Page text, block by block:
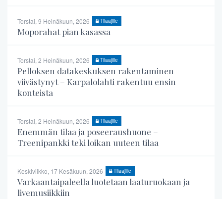
Torstai, 9 Heinäkuun, 2026 Tilaajille
Moporahat pian kasassa
Torstai, 2 Heinäkuun, 2026 Tilaajille
Pelloksen datakeskuksen rakentaminen
viivästynyt – Karpalolahti rakentuu ensin
konteista
Torstai, 2 Heinäkuun, 2026 Tilaajille
Enemmän tilaa ja poseeraushuone –
Treenipankki teki loikan uuteen tilaa
Keskiviikko, 17 Kesäkuun, 2026 Tilaajille
Varkaantaipaleella luotetaan laaturuokaan ja
livemusiikkiin